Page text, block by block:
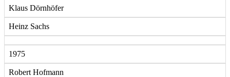
Klaus Dörnhöfer
Heinz Sachs
1975
Robert Hofmann